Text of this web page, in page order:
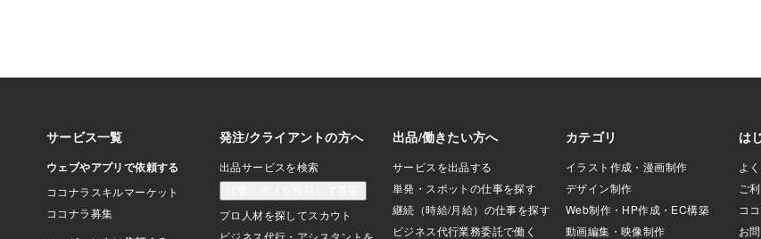
活躍は最初の部分か偶然で、一方ではト
ラブルや害をもたらし、それが大きな問
題に発展し、最終的には周りも巻き込み
破滅させるタイプです。 現に私が皆様
と対峙していますが、マウントの強気と
毅